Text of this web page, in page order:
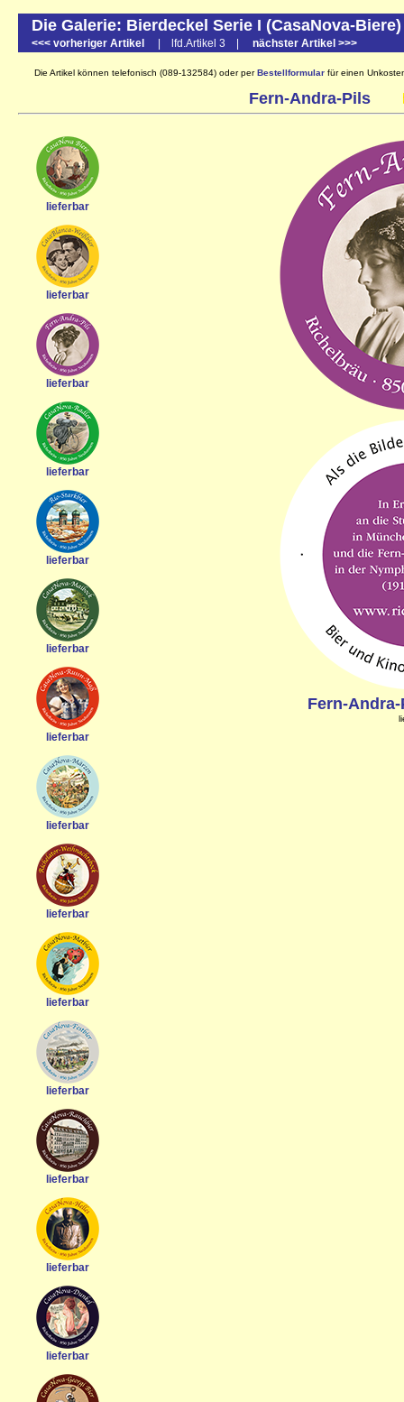
Die Galerie: Bierdeckel Serie I (CasaNova-Biere)
<<< vorheriger Artikel | lfd.Artikel 3 | nächster Artikel >>>
Die Artikel können telefonisch (089-132584) oder perBestellformular für einen
Fern-Andra-Pils
Fern-
lieferbar
lieferbar
lieferbar
lieferbar
lieferbar
lieferbar
lieferbar
lieferbar
lieferbar
lieferbar
lieferbar
lieferbar
lieferbar
lieferbar